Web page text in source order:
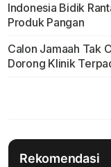
Indonesia Bidik
Produk Pangan
Calon Jamaah Tak
Dorong Klinik
Rekomendasi